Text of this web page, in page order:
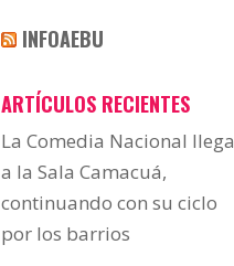
INFOAEBU
ARTÍCULOS RECIENTES
La Comedia Nacional llega
a la Sala Camacuá,
continuando con su ciclo
por los barrios